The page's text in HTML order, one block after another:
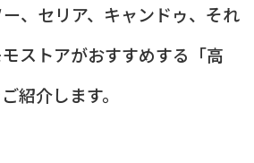
、セリア、キャンドゥ、それ
ストアがおすすめする「高
紹介します。